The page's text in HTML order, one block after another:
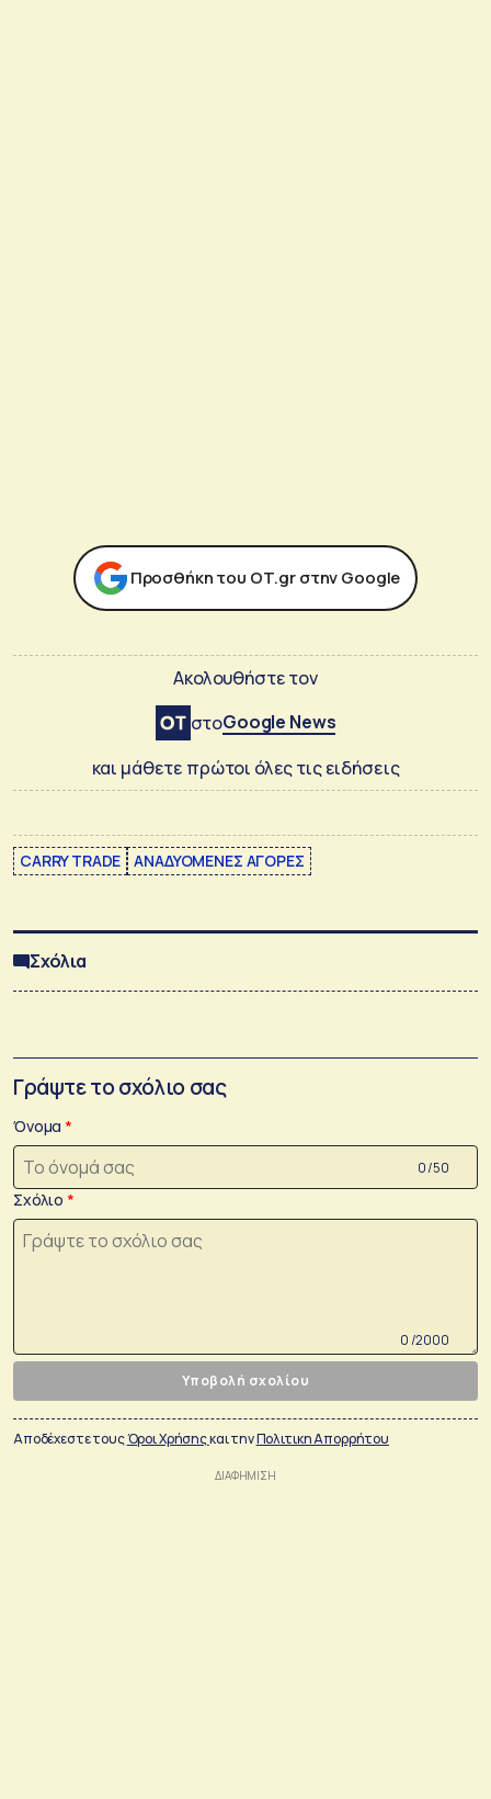
Προσθήκη του ΟΤ.gr στην Google
Ακολουθήστε τον
στοGoogle News
και μάθετε πρώτοι όλες τις ειδήσεις
CARRY TRADE ΑΝΑΔΥΟΜΕΝΕΣ ΑΓΟΡΕΣ
Σχόλια
Γράψτε το σχόλιο σας
Όνομα
0 /50
Σχόλιο
0 /2000
Υποβολή σχολίου
Αποδέχεστε τουςΌροι Χρήσηςκαι τηνΠολιτικη Απορρήτου